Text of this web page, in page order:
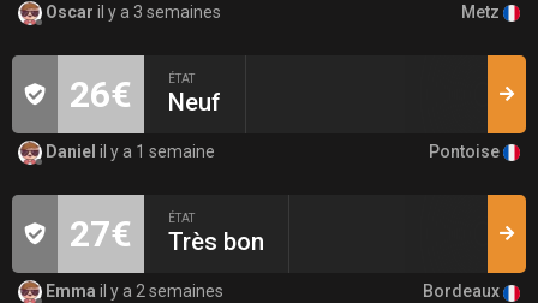
Oscar il y a 3 semaines Metz
26€ ÉTAT
Neuf
Daniel il y a 1 semaine Pontoise
27€ ÉTAT
Très bon
Emma il y a 2 semaines Bordeaux